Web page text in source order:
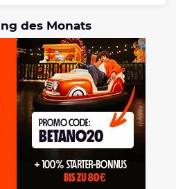
des Monats